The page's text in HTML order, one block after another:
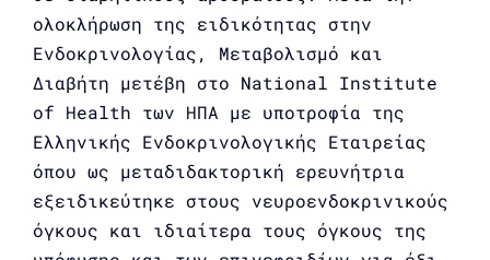
ολοκλήρωση της ειδικότητας στην
Ενδοκρινολογίας, Μεταβολισμό και
Διαβήτη μετέβη στο National Institute
of Health των ΗΠΑ με υποτροφία της
Ελληνικής Ενδοκρινολογικής Εταιρείας
όπου ως μεταδιδακτορική ερευνήτρια
εξειδικεύτηκε στους νευροενδοκρινικούς
όγκους και ιδιαίτερα τους όγκους της